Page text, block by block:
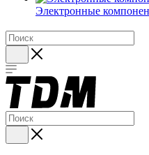
Электронные